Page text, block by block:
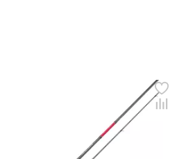
Номер телефона: *